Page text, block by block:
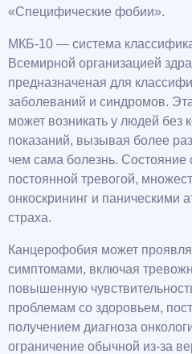
«Специфические фобии».
МКБ-10 — система
Всемирной организацией
предназначеная для
заболеваний и синдромов.
может возникать у людей без
показаний, вызывая более
чем сама болезнь. Состояние
постоянной тревогой,
онкоскрининг и паническими
страха.
Канцерофобия может
симптомами, включая
повышенную
проблемам со здоровьем,
получением диагноза
ограничение обычной из-за